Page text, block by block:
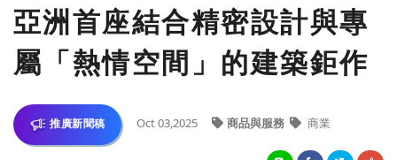
亞洲首座結合精密設計與專
屬「熱情空間」的建築鉅作
推廣新聞稿 Oct 03,2025 商品與服務 商業